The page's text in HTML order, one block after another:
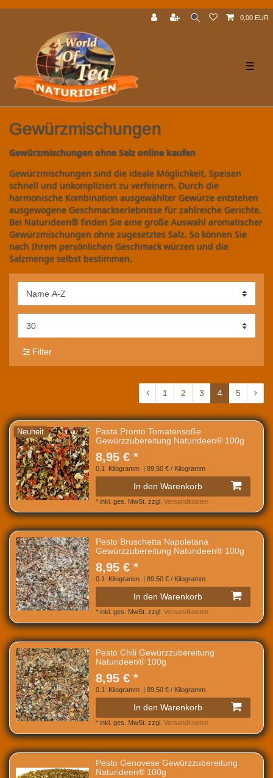
0,00 EUR
☰
Gewürzmischungen
Gewürzmischungen ohne Salz online kaufen
Gewürzmischungen sind die ideale Möglichkeit, Speisen
schnell und unkompliziert zu verfeinern. Durch die
harmonische Kombination ausgewählter Gewürze entstehen
ausgewogene Geschmackserlebnisse für zahlreiche Gerichte.
Bei Naturideen® finden Sie eine große Auswahl aromatischer
Gewürzmischungen ohne zugesetztes Salz. So können Sie
nach Ihrem persönlichen Geschmack würzen und die
Salzmenge selbst bestimmen.
Filter
1 2 3 4 5
Neuheit
Pasta Pronto Tomatensoße
Gewürzzubereitung Naturideen® 100g
8,95 € *
0.1 Kilogramm | 89,50 € / Kilogramm
In den Warenkorb
* inkl. ges. MwSt. zzgl. Versandkosten
Pesto Bruschetta Napoletana
Gewürzzubereitung Naturideen® 100g
8,95 € *
0.1 Kilogramm | 89,50 € / Kilogramm
In den Warenkorb
* inkl. ges. MwSt. zzgl. Versandkosten
Pesto Chili Gewürzzubereitung
Naturideen® 100g
8,95 € *
0.1 Kilogramm | 89,50 € / Kilogramm
In den Warenkorb
* inkl. ges. MwSt. zzgl. Versandkosten
Pesto Genovese Gewürzzubereitung
Naturideen® 100g